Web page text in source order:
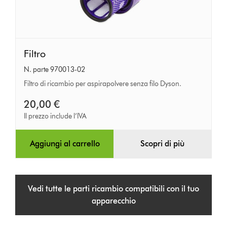
Filtro
N. parte 970013-02
Filtro di ricambio per aspirapolvere senza filo Dyson.
20,00 €
Il prezzo include l’IVA
Aggiungi al carrello Scopri di più
Vedi tutte le parti ricambio compatibili con il tuo
apparecchio